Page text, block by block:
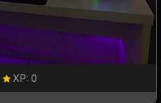
XP: 0